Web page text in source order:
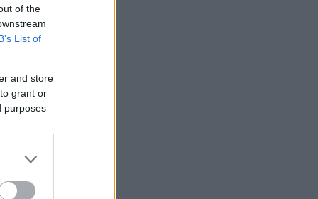
of the
List of
and store
grant or
purposes